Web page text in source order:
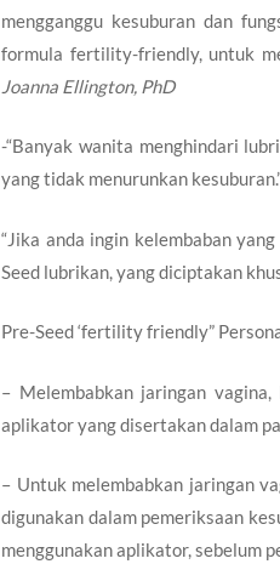
mengganggu kesuburan dan
formula fertility-friendly, untuk
Joanna Ellington, PhD
-“Banyak wanita menghindari
yang tidak menurunkan
“Jika anda ingin kelembaban
Seed lubrikan, yang diciptakan
Pre-Seed ‘fertility friendly”
– Melembabkan jaringan
aplikator yang disertakan dalam
– Untuk melembabkan jaringan
digunakan dalam pemeriksaan
menggunakan aplikator, sebelum